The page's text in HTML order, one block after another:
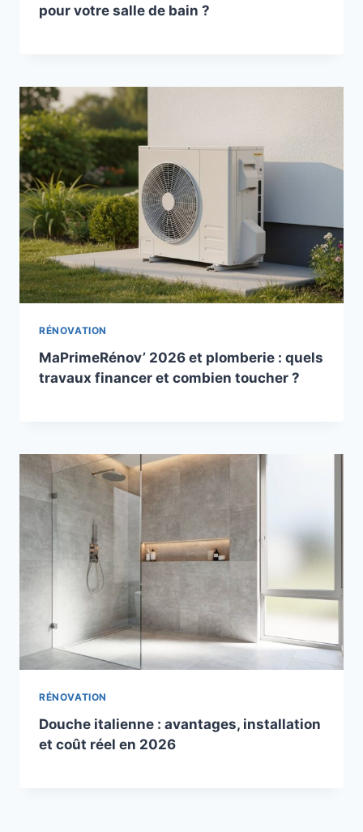
pour votre salle de bain ?
RÉNOVATION
MaPrimeRénov’ 2026 et plomberie : quels
travaux financer et combien toucher ?
RÉNOVATION
Douche italienne : avantages, installation
et coût réel en 2026